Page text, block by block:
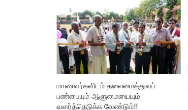
மாணவர்களிடம் தலைமைத்துவப்
பண்பையும் ஆளுமையையும்
வளர்த்தெடுக்க வேண்டும்!!